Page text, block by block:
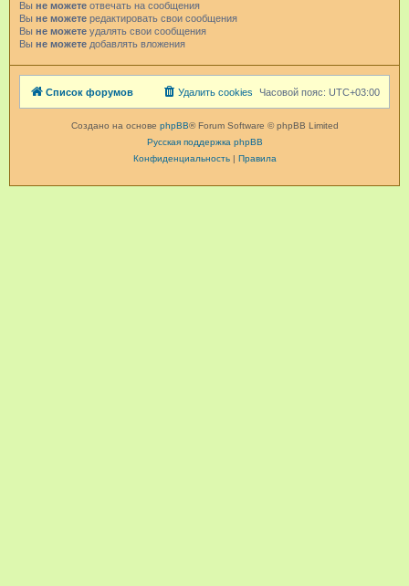
Вы не можете отвечать на сообщения
Вы не можете редактировать свои сообщения
Вы не можете удалять свои сообщения
Вы не можете добавлять вложения
Список форумов Часовой пояс: UTC+03:00
Удалить cookies
Создано на основе phpBB® Forum Software © phpBB Limited
Русская поддержка phpBB
Конфиденциальность| Правила